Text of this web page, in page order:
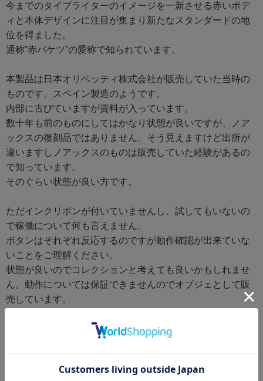
今までのタイプライターのイメージを一新させる赤いボデ
ィと本体デザインに注目が集まり新たなスタンダードの地
位を得ました。
通称”赤バケツ”の愛称で知られています。
本製品は日本オリベッティ株式会社が販売していた当時の
ものです。スペイン製造のようです。
内部に古びていますが資料が入っています。
数十年も前のものにしてはかなり状態が良いですが、ノア
ックスの復刻品ではありません。そう見えますけど出所が
違いますしノアックスのものは販売していた経験があるの
で知っています。
そのぐらい状態が良い方です。
ただインクリボンが付いていませんし、試してもいないの
で稼働について何も言えません。
ボタンはそれぞれ反応するのですが動作確認が出来ていな
いことをご理解ください。
状態が良いのでコレクションと考えても良いかもしれませ
ん。動作については保証できませんのでオブジェとして販
売しています。
それでもバケツや本体にキズ、経年劣化などありますので